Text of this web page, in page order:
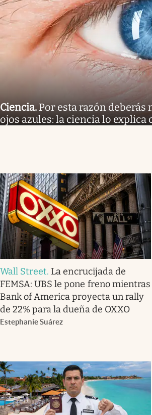
Ciencia. Por esta razón deberás
ojos azules: la ciencia lo
Wall Street. La encrucijada de
FEMSA: UBS le pone freno mientras
Bank of America proyecta un rally
de 22% para la dueña de OXXO
Estephanie Suárez